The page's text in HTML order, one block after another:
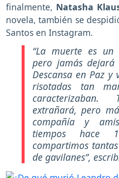
finalmente, Natasha
novela, también se
Santos en Instagram.
“La muerte es un
pero jamás dejará
Descansa en Paz y
risotadas tan
extrañará, pero
compañía y
tiempos hace
compartimos
de gavilanes”,